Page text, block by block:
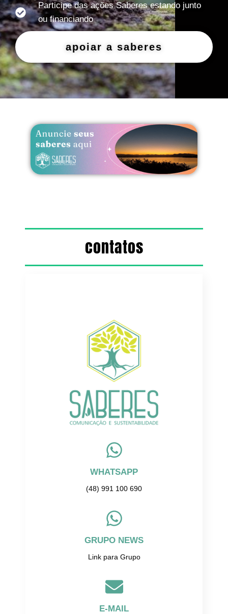
Participe das ações Saberes estando junto
ou financiando
apoiar a saberes
contatos
WHATSAPP
(48) 991 100 690
GRUPO NEWS
Link para Grupo
E-MAIL